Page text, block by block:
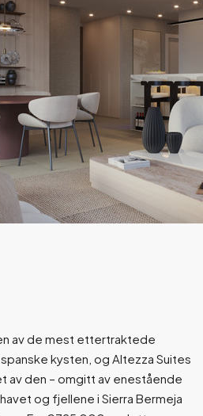
av de mest ettertraktede
kysten, og Altezza Suites
av den – omgitt av enestående
og fjellene i Sierra Bermeja